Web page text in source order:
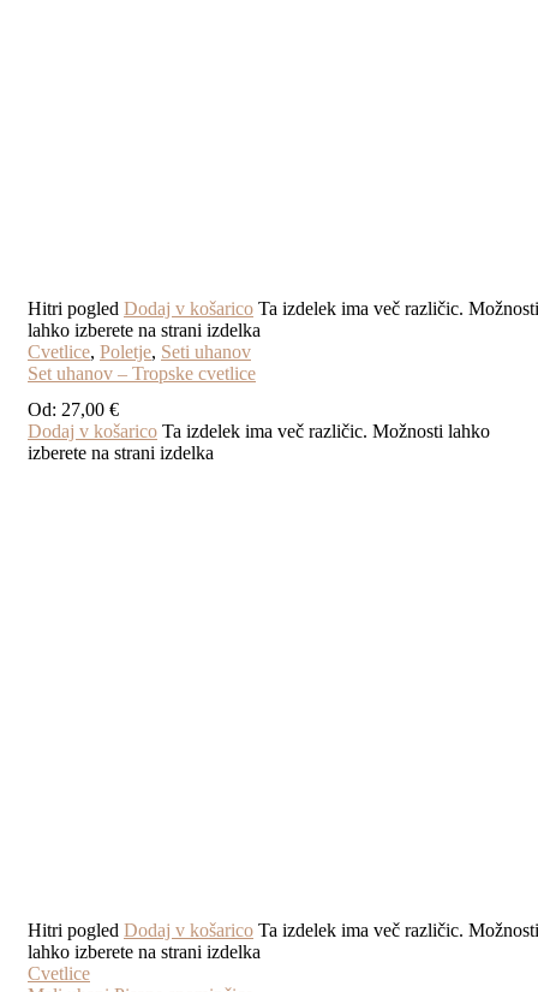
Hitri pogled Dodaj v košarico Ta izdelek ima več različic. Možnosti
lahko izberete na strani izdelka
Cvetlice, Poletje, Seti uhanov
Set uhanov – Tropske cvetlice
Od: 27,00 €
Dodaj v košarico Ta izdelek ima več različic. Možnosti lahko
izberete na strani izdelka
Hitri pogled Dodaj v košarico Ta izdelek ima več različic. Možnosti
lahko izberete na strani izdelka
Cvetlice